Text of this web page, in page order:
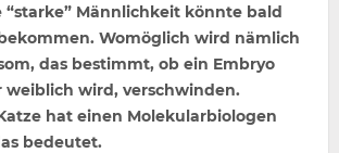
“starke” Männlichkeit könnte bald
Womöglich wird nämlich
das bestimmt, ob ein Embryo
weiblich wird, verschwinden.
hat einen Molekularbiologen
bedeutet.